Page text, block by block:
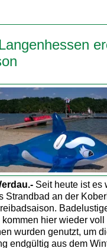
Seit heute ist es
Strandbad an der
hier wieder voll
wurden genutzt, um
endgültig aus dem